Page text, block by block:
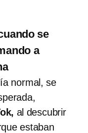
se
a
normal, se
al descubrir
estaban